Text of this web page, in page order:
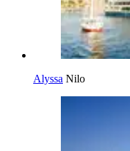
Alyssa Nilo